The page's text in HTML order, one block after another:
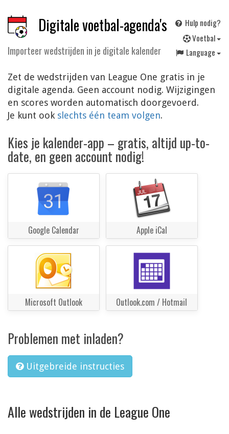
Digitale voetbal-agenda's
Importeer wedstrijden in je digitale kalender
Hulp nodig?
Voetbal
Language
Zet de wedstrijden van League One gratis in je
digitale agenda. Geen account nodig. Wijzigingen
en scores worden automatisch doorgevoerd.
Je kunt ook slechts één team volgen.
Kies je kalender-app – gratis, altijd up-to-
date, en geen account nodig!
Google Calendar Apple iCal
Microsoft Outlook Outlook.com / Hotmail
Problemen met inladen?
Uitgebreide instructies
Alle wedstrijden in de League One